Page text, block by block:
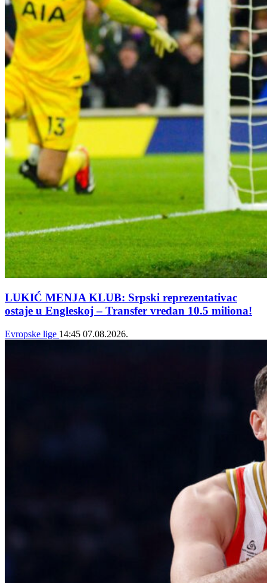
LUKIĆ MENJA KLUB: Srpski reprezentativac
ostaje u Engleskoj – Transfer vredan 10.5 miliona!
Evropske lige 14:45 07.08.2026.